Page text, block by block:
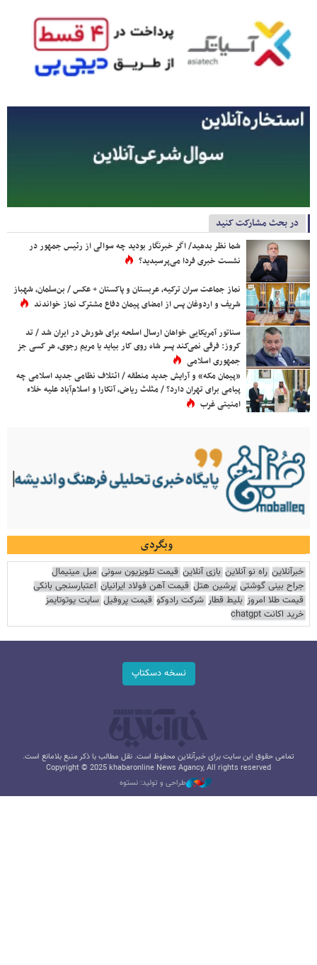
در بحث مشارکت کنید
شما نظر بدهید/ اگر خبرنگار بودید چه سوالی از رئیس جمهور در
نشست خبری فردا می‌پرسیدید؟
نماز جماعت سران ترکیه، عربستان و پاکستان + عکس / بن‌سلمان، شهباز
شریف و اردوغان پس از امضای پیمان دفاع مشترک نماز خواندند
سناتور آمریکایی خواهان ارسال اسلحه برای شورش در ایران شد / تد
کروز: فرقی نمی‌کند پسر شاه روی کار بیاید یا مریم رجوی، هر کسی جز
جمهوری اسلامی
«پیمان مکه» و آرایش جدید منطقه / ائتلاف نظامی جدید اسلامی چه
پیامی برای تهران دارد؟ / مثلث ریاض، آنکارا و اسلام‌آباد علیه خلاء
امنیتی غرب
وبگردی
خبرآنلاین راه نو آنلاین بازی آنلاین قیمت تلویزیون سونی مبل مینیمال
جراح بینی گوشتی پرشین هتل قیمت آهن فولاد ایرانیان اعتبارسنجی بانکی
قیمت طلا امروز بلیط قطار شرکت رادوکو قیمت پروفیل سایت یوتوتایمز
خرید اکانت chatgpt
نسخه دسکتاپ
تمامی حقوق این سایت برای خبرآنلاین محفوظ است. نقل مطالب با ذکر منبع بلامانع است.
Copyright © 2025 khabaronline News Agancy, All rights reserved
طراحی و تولید: نستوه